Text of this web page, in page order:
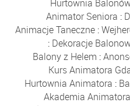
Hurtownia
Animator Seniora :
Animacje Taneczne :
: Dekoracje
Balony z Helem :
Kurs Animatora
Hurtownia Animatora :
Akademia Animatora